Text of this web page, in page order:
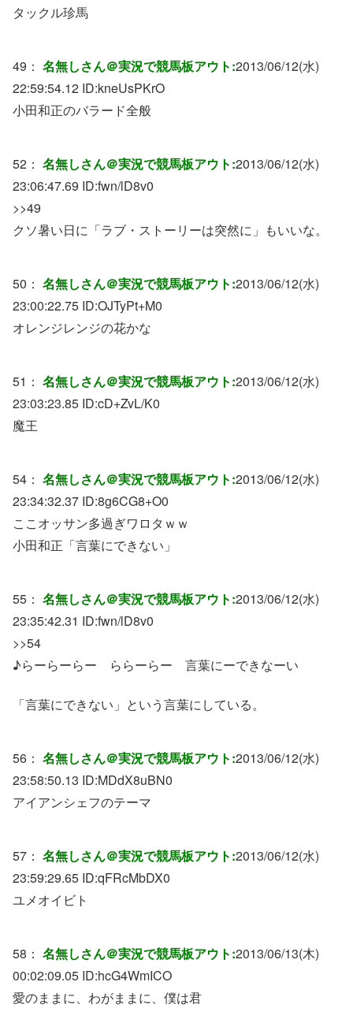
タックル珍馬
49： 名無しさん＠実況で競馬板アウト:2013/06/12(水)
22:59:54.12 ID:kneUsPKrO
小田和正のバラード全般
52： 名無しさん＠実況で競馬板アウト:2013/06/12(水)
23:06:47.69 ID:fwn/lD8v0
>>49
クソ暑い日に「ラブ・ストーリーは突然に」もいいな。
50： 名無しさん＠実況で競馬板アウト:2013/06/12(水)
23:00:22.75 ID:OJTyPt+M0
オレンジレンジの花かな
51： 名無しさん＠実況で競馬板アウト:2013/06/12(水)
23:03:23.85 ID:cD+ZvL/K0
魔王
54： 名無しさん＠実況で競馬板アウト:2013/06/12(水)
23:34:32.37 ID:8g6CG8+O0
ここオッサン多過ぎワロタｗｗ
小田和正「言葉にできない」
55： 名無しさん＠実況で競馬板アウト:2013/06/12(水)
23:35:42.31 ID:fwn/lD8v0
>>54
♪らーらーらー ららーらー 言葉にーできなーい
「言葉にできない」という言葉にしている。
56： 名無しさん＠実況で競馬板アウト:2013/06/12(水)
23:58:50.13 ID:MDdX8uBN0
アイアンシェフのテーマ
57： 名無しさん＠実況で競馬板アウト:2013/06/12(水)
23:59:29.65 ID:qFRcMbDX0
ユメオイビト
58： 名無しさん＠実況で競馬板アウト:2013/06/13(木)
00:02:09.05 ID:hcG4WmICO
愛のままに、わがままに、僕は君